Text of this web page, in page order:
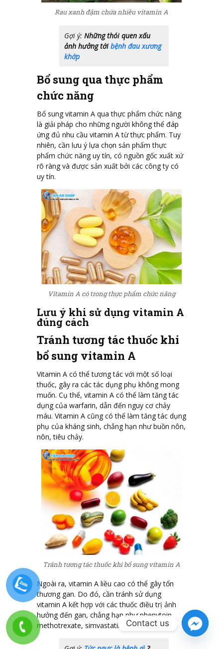
Rau xanh đậm chứa nhiều vitamin A
Gợi ý: Những thói quen xấu
ảnh hưởng tớibệnh đau xương
khớp
Bổ sung qua thực phẩm
chức năng
Bổ sung vitamin A qua thực phẩm chức năng
là giải pháp cho những người không thể đáp
ứng đủ nhu cầu vitamin A từ thực phẩm. Tuy
nhiên, cần lưu ý lựa chọn sản phẩm thực
phẩm chức năng uy tín, có nguồn gốc xuất xứ
rõ ràng và được sản xuất bởi các công ty có
uy tín.
Vitamin A có trong thực phẩm chức năng
Lưu ý khi sử dụng vitamin A
đúng cách
Tránh tương tác thuốc khi
bổ sung vitamin A
Vitamin A có thể tương tác với một số loại
thuốc, gây ra các tác dụng phụ không mong
muốn. Cụ thể, vitamin A có thể làm tăng tác
dụng của warfarin, dẫn đến nguy cơ chảy
máu. Vitamin A cũng có thể làm tăng tác dụng
phụ của kháng sinh, chẳng hạn như buồn nôn,
nôn, tiêu chảy.
Tránh tương tác thuốc khi bổ sung vitamin A
Ngoài ra, vitamin A liều cao có thể gây tổn
thương gan. Do đó, cần tránh sử dụng
vitamin A kết hợp với các thuốc điều trị ảnh
hưởng đến gan, chẳng hạn như phenytoin,
methotrexate, simvastatin,…Contact us